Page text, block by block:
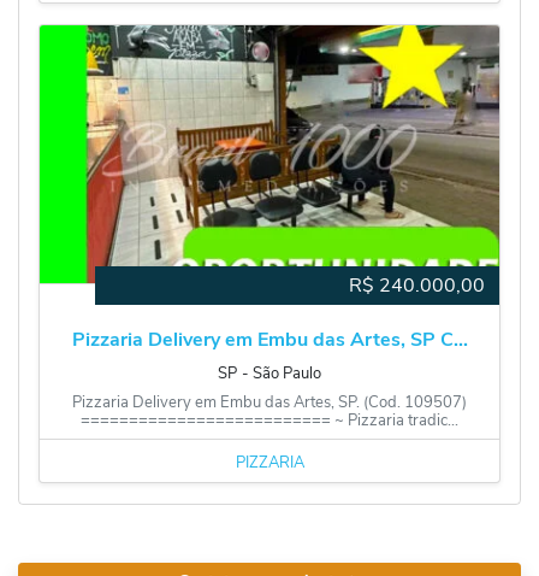
R$ 240.000,00
Pizzaria Delivery em Embu das Artes, SP C...
SP ‐ São Paulo
Pizzaria Delivery em Embu das Artes, SP. (Cod. 109507)
========================== ~ Pizzaria tradic...
PIZZARIA